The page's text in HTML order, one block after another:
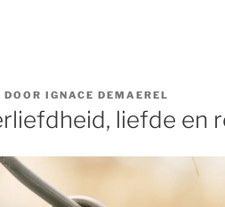
DOOR IGNACE DEMAEREL
liefde en